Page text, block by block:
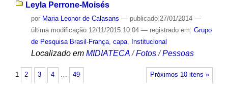
Leyla Perrone-Moisés
por Maria Leonor de Calasans — publicado27/01/2014 —
última modificação12/11/2015 10:04 — registrado em: Grupo
de Pesquisa Brasil-França, capa, Institucional
Localizado em MIDIATECA /Fotos /Pessoas
Próximos 10 itens »
1 2 3 4 … 49